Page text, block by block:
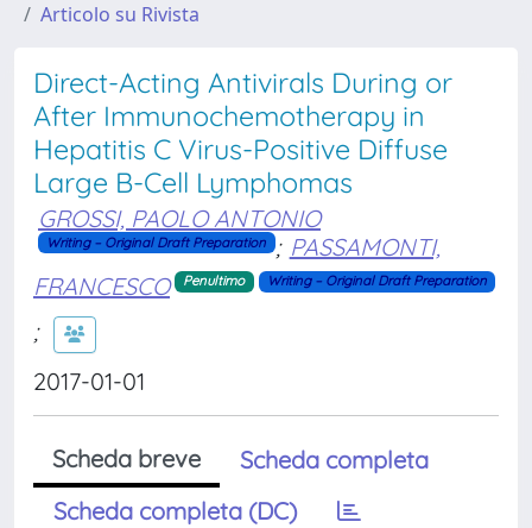
Articolo su Rivista
Direct-Acting Antivirals During or
After Immunochemotherapy in
Hepatitis C Virus-Positive Diffuse
Large B-Cell Lymphomas
GROSSI, PAOLO ANTONIO
Writing – Original Draft Preparation ; PASSAMONTI,
FRANCESCO
Penultimo Writing – Original Draft Preparation
;
2017-01-01
Scheda breve
Scheda completa
Scheda completa (DC)